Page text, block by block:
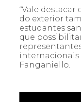
“Vale destacar
do exterior
estudantes
que
internacionais
Fanganiello.